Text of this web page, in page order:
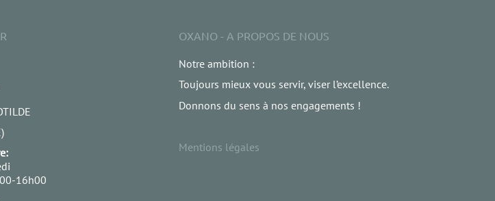
16h00
OXANO - A PROPOS DE NOUS
Notre ambition :
Toujours mieux vous servir, viser l’excellence.
Donnons du sens à nos engagements !
Mentions légales